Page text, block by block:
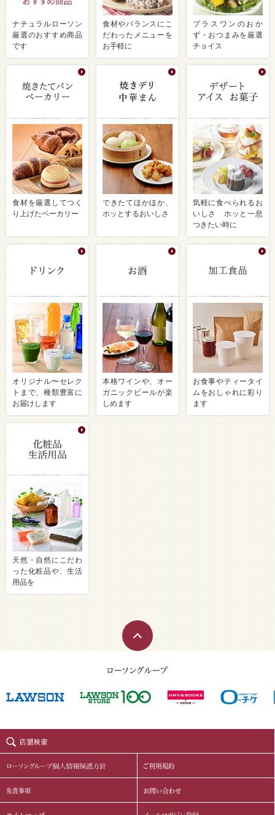
ナチュラルローソン
厳選のおすすめ商品
です
食材やバランスにこ
だわったメニューを
お手軽に
プラスワンのおか
ず・おつまみを厳選
チョイス
食材を厳選してつく
り上げたベーカリー
できたてほかほか、
ホッとするおいしさ
気軽に食べられるお
いしさ ホッと一息
つきたい時に
オリジナル〜セレク
トまで、種類豊富に
お届けします
本格ワインや、オー
ガニックビールが楽
しめます
お食事やティータイ
ムをおしゃれに彩り
ます
天然・自然にこだわ
った化粧品や、生活
用品を